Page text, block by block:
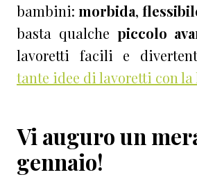
bambini: morbida,
basta qualche piccolo
lavoretti facili e
tante idee di lavoretti con la
Vi auguro un
gennaio!